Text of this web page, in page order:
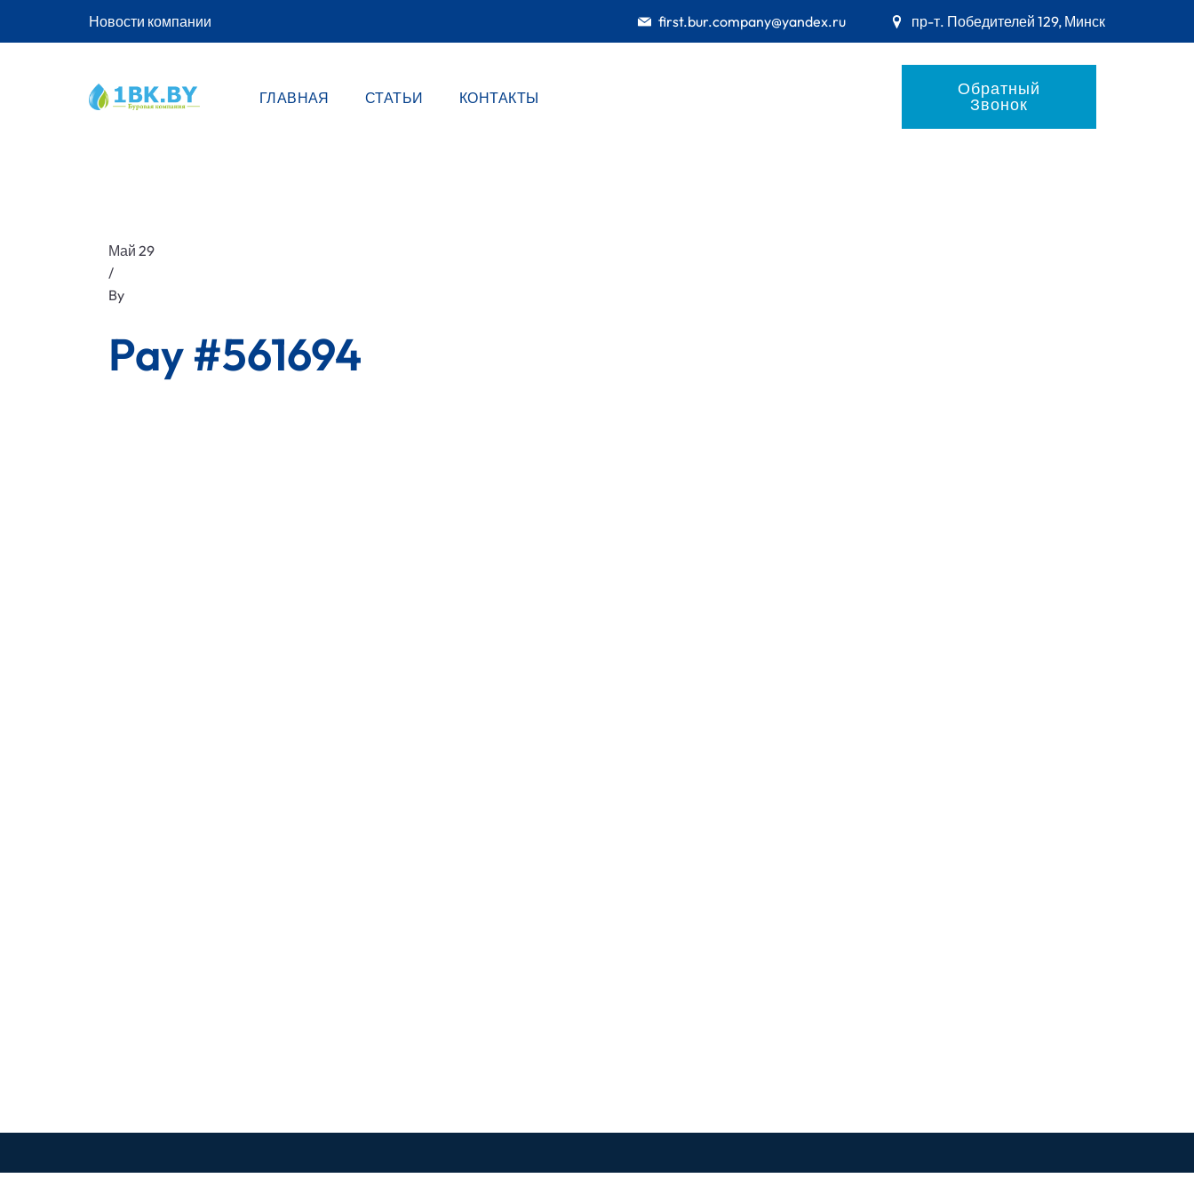
Новости компании first.bur.company@yandex.ru пр-т. Победителей 129, Минск
ГЛАВНАЯ СТАТЬИ КОНТАКТЫ Обратный
Звонок
Май 29
/
By
Pay #561694